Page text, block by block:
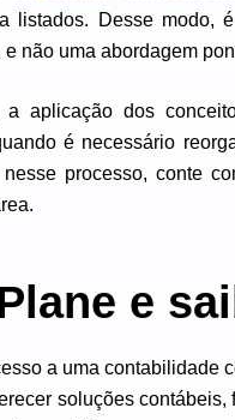
listados. Desse modo,
não uma abordagem
aplicação dos
é necessário
processo, conte
e
a uma contabilidade
soluções